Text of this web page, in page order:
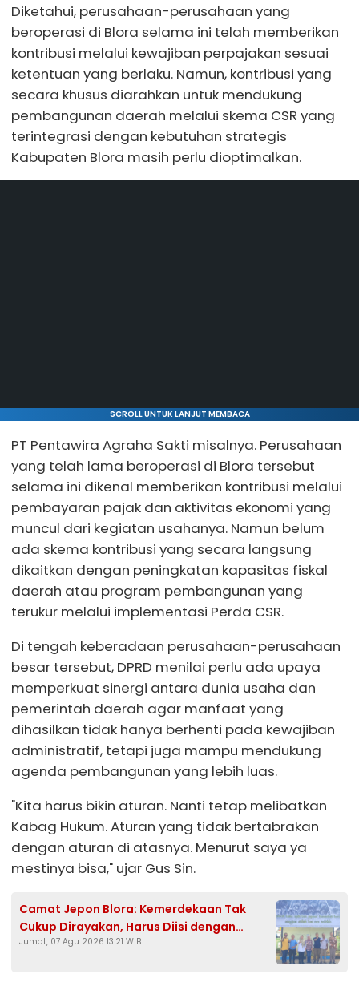
Diketahui, perusahaan-perusahaan yang
beroperasi di Blora selama ini telah memberikan
kontribusi melalui kewajiban perpajakan sesuai
ketentuan yang berlaku. Namun, kontribusi yang
secara khusus diarahkan untuk mendukung
pembangunan daerah melalui skema CSR yang
terintegrasi dengan kebutuhan strategis
Kabupaten Blora masih perlu dioptimalkan.
SCROLL UNTUK LANJUT MEMBACA
PT Pentawira Agraha Sakti misalnya. Perusahaan
yang telah lama beroperasi di Blora tersebut
selama ini dikenal memberikan kontribusi melalui
pembayaran pajak dan aktivitas ekonomi yang
muncul dari kegiatan usahanya. Namun belum
ada skema kontribusi yang secara langsung
dikaitkan dengan peningkatan kapasitas fiskal
daerah atau program pembangunan yang
terukur melalui implementasi Perda CSR.
Di tengah keberadaan perusahaan-perusahaan
besar tersebut, DPRD menilai perlu ada upaya
memperkuat sinergi antara dunia usaha dan
pemerintah daerah agar manfaat yang
dihasilkan tidak hanya berhenti pada kewajiban
administratif, tetapi juga mampu mendukung
agenda pembangunan yang lebih luas.
"Kita harus bikin aturan. Nanti tetap melibatkan
Kabag Hukum. Aturan yang tidak bertabrakan
dengan aturan di atasnya. Menurut saya ya
mestinya bisa," ujar Gus Sin.
Camat Jepon Blora: Kemerdekaan Tak
Cukup Dirayakan, Harus Diisi dengan
Gotong Royong dan Kolaborasi Lintas
Jumat, 07 Agu 2026 13:21 WIB